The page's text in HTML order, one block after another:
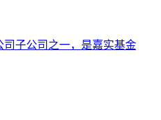
子公司之一，是嘉实基金